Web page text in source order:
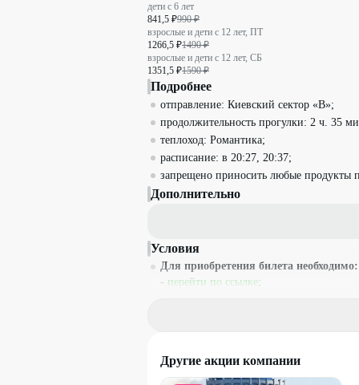
дети с 6 лет
841,5 ₽990 ₽
взрослые и дети с 12 лет, ПТ
1266,5 ₽1490 ₽
взрослые и дети с 12 лет, СБ
1351,5 ₽1590 ₽
Подробнее
отправление: Киевский сектор «B»;
продолжительность прогулки: 2 ч. 35
теплоход: Романтика;
расписание: в 20:27, 20:37;
запрещено приносить любые продукты
Дополнительно
Условия
Для приобретения билета необходимо:
- перейти по ссылке;
- ввести промокод (номер промокода) в
- нажмите на кнопку «Перейти к
владельца билета и номер телефона;
- нажмите на кнопку «Оплатить заказ».
Другие акции компании